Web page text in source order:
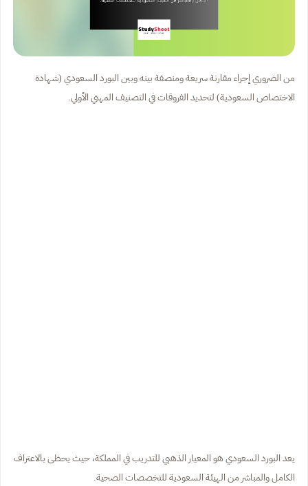
من الضروري إجراء مقارنة سريعة ومنصفة بينه وبين البورد السعودي (شهادة
الاختصاص السعودية) لتحديد الفروقات في التصنيف المهني الأولي.
يعد البورد السعودي هو المعيار الذهبي للتدريب في المملكة، حيث يحظى بالاعتراف
الكامل والمباشر من الهيئة السعودية للتخصصات الصحية.